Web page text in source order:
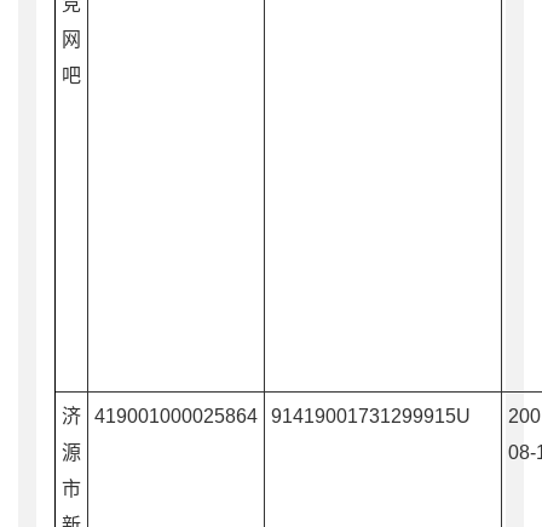
网
吧
济
源
市
419001000025864 91419001731299915U
08-